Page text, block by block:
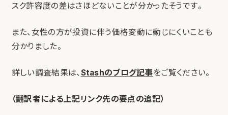
スク許容度の差はさほどないことが分かったそうです。
また、女性の方が投資に伴う価格変動に動じにくいことも
分かりました。
詳しい調査結果は、 Stashのブログ記事をご覧ください。
（翻訳者による上記リンク先の要点の追記）